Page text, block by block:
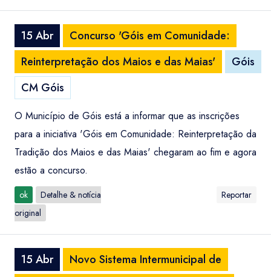
15 Abr
Concurso 'Góis em Comunidade:
Reinterpretação dos Maios e das Maias'
Góis
CM Góis
O Município de Góis está a informar que as inscrições
para a iniciativa 'Góis em Comunidade: Reinterpretação da
Tradição dos Maios e das Maias' chegaram ao fim e agora
estão a concurso.
ok
Detalhe & notícia
original
Reportar
15 Abr
Novo Sistema Intermunicipal de